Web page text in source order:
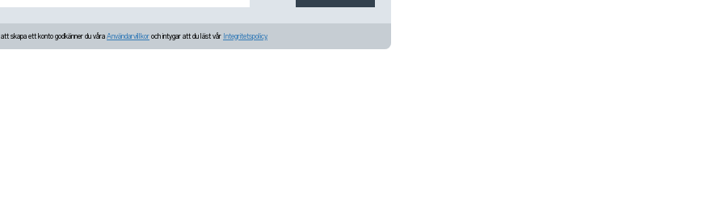
skapa ett konto godkänner du våra Användarvillkor och intygar att du läst vår Integritetspolicy.